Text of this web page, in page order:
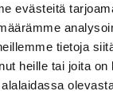
evästeitä
tietoja
heille tai joita